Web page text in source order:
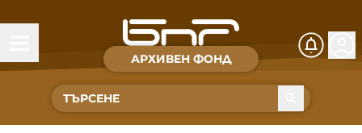
АРХИВЕН ФОНД
Времена и хора
Култура